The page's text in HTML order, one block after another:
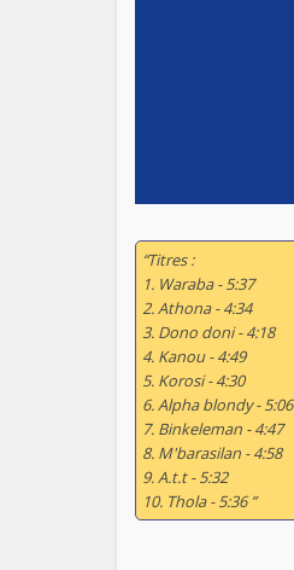
“Titres :
1. Waraba - 5:37
2. Athona - 4:34
3. Dono doni - 4:18
4. Kanou - 4:49
5. Korosi - 4:30
6. Alpha blondy - 5:06
7. Binkeleman - 4:47
8. M'barasilan - 4:58
9. A.t.t - 5:32
10. Thola - 5:36 ”